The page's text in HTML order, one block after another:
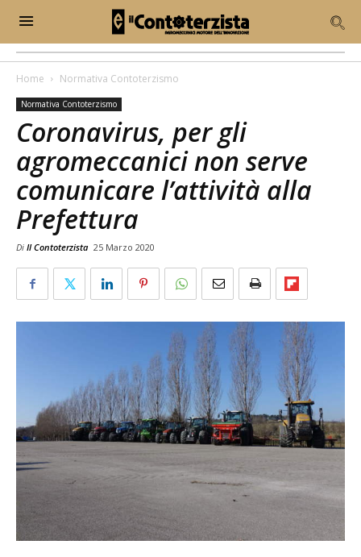
Home Normativa Contoterzismo
Normativa Contoterzismo
Coronavirus, per gli
agromeccanici non serve
comunicare l’attività alla
Prefettura
Di Il Contoterzista 25 Marzo 2020